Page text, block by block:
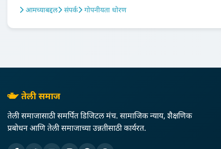
आमच्याबद्दल
संपर्क गोपनीयता धोरण
तेली समाज
तेली समाजासाठी समर्पित डिजिटल मंच. सामाजिक न्याय, शैक्षणिक
प्रबोधन आणि तेली समाजाच्या उन्नतीसाठी कार्यरत.